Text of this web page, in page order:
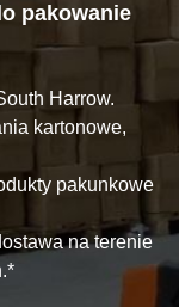
pakowanie
Harrow.
kartonowe,
pakunkowe
na terenie